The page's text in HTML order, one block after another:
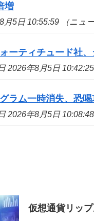
増
月5日 10:55:59 （ニュー
ーティチュード社
2026年8月5日
ラム一時消失、恐喝
2026年8月5日
仮想通貨リッ